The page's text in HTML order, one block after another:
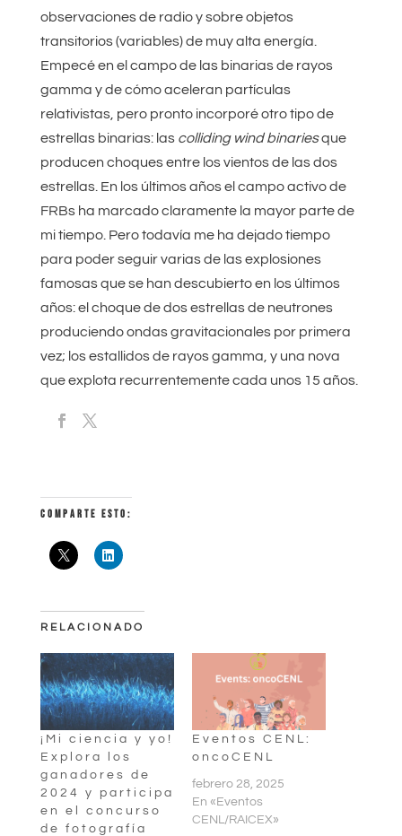
observaciones de radio y sobre objetos
transitorios (variables) de muy alta energía.
Empecé en el campo de las binarias de rayos
gamma y de cómo aceleran partículas
relativistas, pero pronto incorporé otro tipo de
estrellas binarias: las colliding wind binariesque
producen choques entre los vientos de las dos
estrellas. En los últimos años el campo activo de
FRBs ha marcado claramente la mayor parte de
mi tiempo. Pero todavía me ha dejado tiempo
para poder seguir varias de las explosiones
famosas que se han descubierto en los últimos
años: el choque de dos estrellas de neutrones
produciendo ondas gravitacionales por primera
vez; los estallidos de rayos gamma, y una nova
que explota recurrentemente cada unos 15 años.
COMPARTE ESTO:
RELACIONADO
¡Mi ciencia y yo!
Explora los
ganadores de
2024 y participa
en el concurso
de fotografía
Eventos CENL:
oncoCENL
febrero 28, 2025
En «Eventos
CENL/RAICEX»